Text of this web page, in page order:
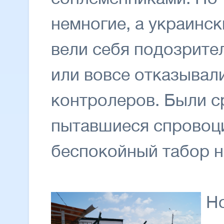
немногие, а
вели себя
или вовсе
контролеров. Были
пытавшиеся
беспокойный табор